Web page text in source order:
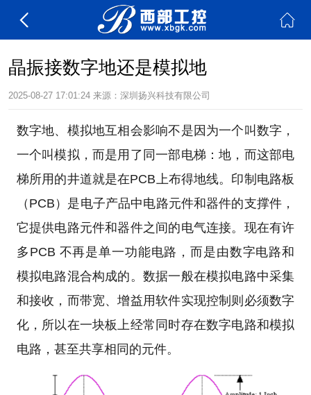
晶振接数字地还是模拟地
2025-08-27 17:01:24 来源： 深圳扬兴科技有限公司
数字地、模拟地互相会影响不是因为一个叫数字，
一个叫模拟，而是用了同一部电梯：地，而这部电
梯所用的井道就是在PCB上布得地线。印制电路板
（PCB）是电子产品中电路元件和器件的支撑件，
它提供电路元件和器件之间的电气连接。现在有许
多PCB 不再是单一功能电路，而是由数字电路和
模拟电路混合构成的。数据一般在模拟电路中采集
和接收，而带宽、增益用软件实现控制则必须数字
化，所以在一块板上经常同时存在数字电路和模拟
电路，甚至共享相同的元件。